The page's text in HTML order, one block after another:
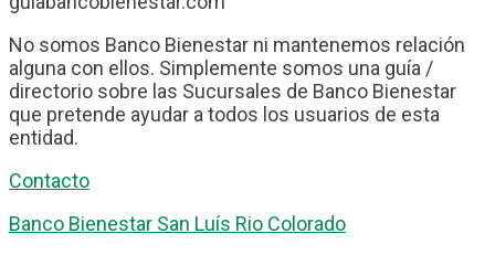
No somos Banco Bienestar ni mantenemos relación
alguna con ellos. Simplemente somos una guía /
directorio sobre las Sucursales de Banco Bienestar
que pretende ayudar a todos los usuarios de esta
entidad.
Contacto
Banco Bienestar San Luís Rio Colorado